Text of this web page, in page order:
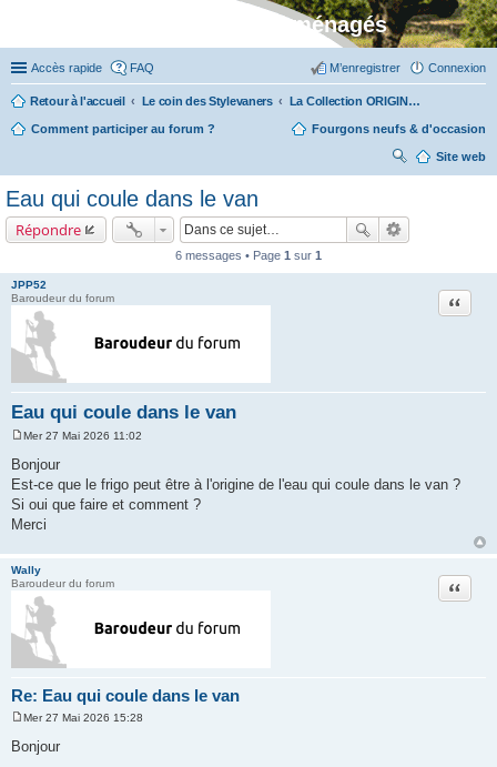
Stylevan - Vans aménagés
Accès rapide FAQ Connexion
M’enregistrer
Retour à l'accueil Le coin des Stylevaners La Collection ORIGIN (fabriquée dans notre atelier à Auxerre)
Comment participer au forum ? Fourgons neufs & d'occasion
Site web
ch
Eau qui coule dans le van
Répondre
6 messages • Page 1 sur 1
JPP52
Baroudeur du forum
Eau qui coule dans le van
Citation
s
s
e
Mer 27 Mai 2026 11:02
Bonjour
Est-ce que le frigo peut être à l'origine de l'eau qui coule dans le van ?
Si oui que faire et comment ?
Merci
Wally
Baroudeur du forum
Re: Eau qui coule dans le van
Citation
s
Mer 27 Mai 2026 15:28
Bonjour